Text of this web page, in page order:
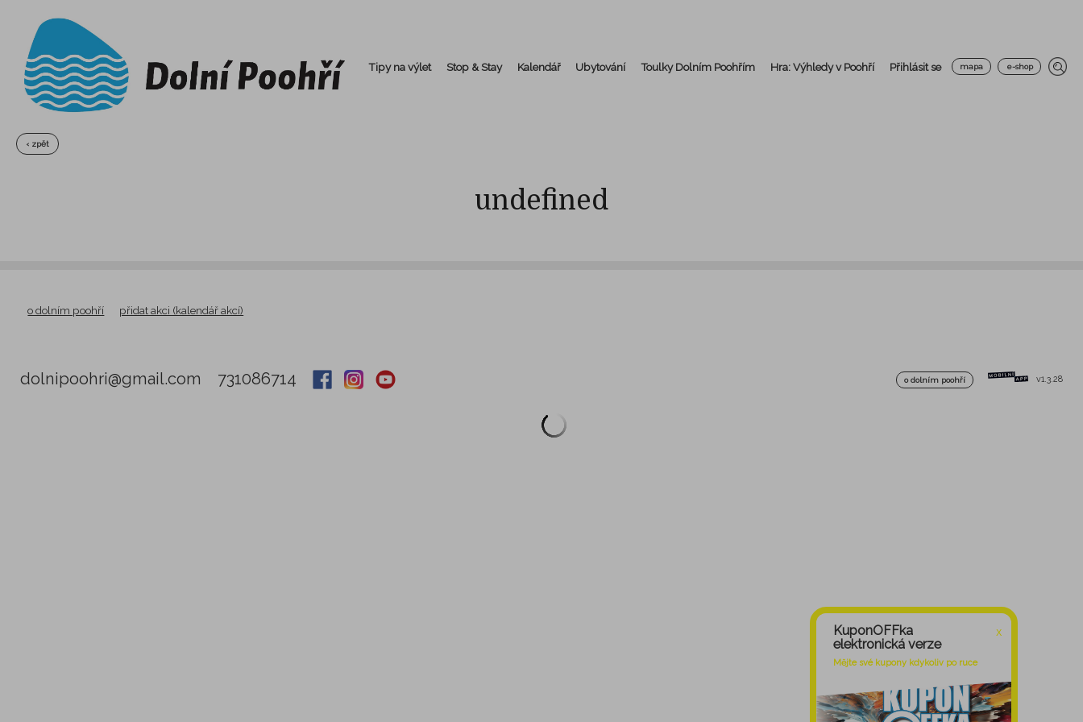
Tipy na výlet Stop & Stay Kalendář Ubytování Toulky Dolním Poohřím Hra: Výhledy v Poohří Přihlásit se mapa e-shop
‹ zpět
undefined
o dolním poohří přidat akci (kalendář akcí)
dolnipoohri@gmail.com 731086714 o dolním poohří v1.3.28
KuponOFFka
elektronická verze
X
Mějte své kupony kdykoliv po ruce